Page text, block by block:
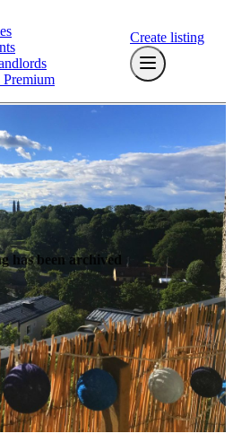
Premium
Create listing
has been archived